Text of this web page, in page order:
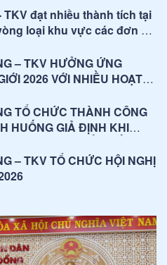
đạt nhiều thành tích tại
loại khu vực các đơn vị
– TKV HƯỞNG ỨNG
2026 VỚI NHIỀU HOẠT
TỔ CHỨC THÀNH CÔNG
HUỐNG GIẢ ĐỊNH KHI
– TKV TỔ CHỨC HỘI NGHỊ